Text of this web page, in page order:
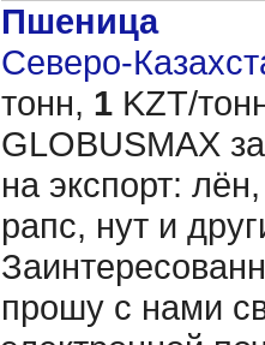
Пшеница
Северо-
тонн, 1 KZT/
GLOBUSMAX
на экспорт:
рапс, нут и
прошу с нами